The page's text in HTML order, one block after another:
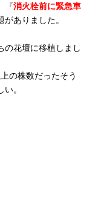
『消火栓前に緊急車
ありました。
の花壇に移植しまし
の株数だったそう
。